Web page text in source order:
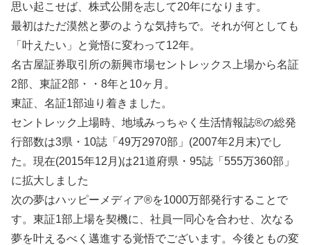
思い起こせば、株式公開を志して20年になります。
最初はただ漠然と夢のような気持ちで。それが何としても
「叶えたい」と覚悟に変わって12年。
名古屋証券取引所の新興市場セントレックス上場から名証
2部、東証2部・・8年と10ヶ月。
東証、名証1部辿り着きました。
セントレック上場時、地域みっちゃく生活情報誌®の総発
行部数は3県・10誌「49万2970部」(2007年2月末)でし
た。現在(2015年12月)は21道府県・95誌「555万360部」
に拡大しました
次の夢はハッピーメディア®を1000万部発行することで
す。東証1部上場を契機に、社員一同心を合わせ、次なる
夢を叶えるべく邁進する覚悟でございます。今後ともの変